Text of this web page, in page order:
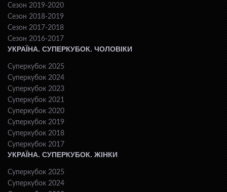
Сезон 2019-2020
Сезон 2018-2019
Сезон 2017-2018
Сезон 2016-2017
УКРАЇНА. СУПЕРКУБОК. ЧОЛОВІКИ
Суперкубок 2025
Суперкубок 2024
Суперкубок 2023
Суперкубок 2021
Суперкубок 2020
Суперкубок 2019
Суперкубок 2018
Суперкубок 2017
УКРАЇНА. СУПЕРКУБОК. ЖІНКИ
Суперкубок 2025
Суперкубок 2024